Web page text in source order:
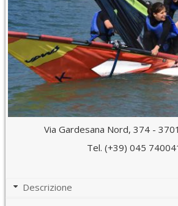
Via Gardesana Nord, 374 -
Tel. (+39) 045
Descrizione